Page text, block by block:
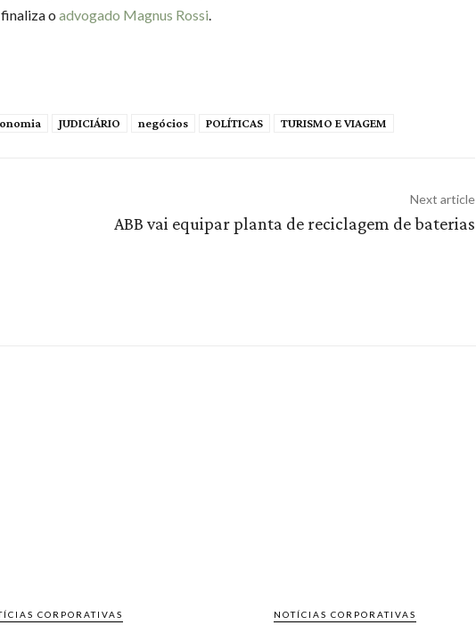
finaliza o advogado Magnus Rossi.
JUDICIÁRIO negócios POLÍTICAS TURISMO E VIAGEM
Next article
ABB vai equipar planta de reciclagem de baterias
CORPORATIVAS NOTÍCIAS CORPORATIVAS